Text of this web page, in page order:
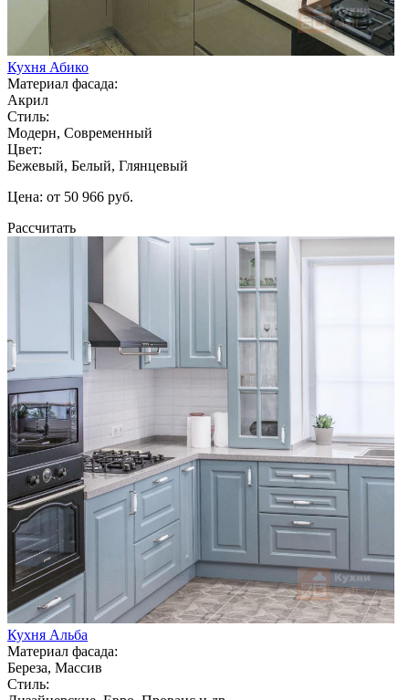
Кухня Абико
Материал фасада:
Акрил
Стиль:
Модерн, Современный
Цвет:
Бежевый, Белый, Глянцевый
Цена: от 50 966 руб.
Рассчитать
Кухня Альба
Материал фасада:
Береза, Массив
Стиль: